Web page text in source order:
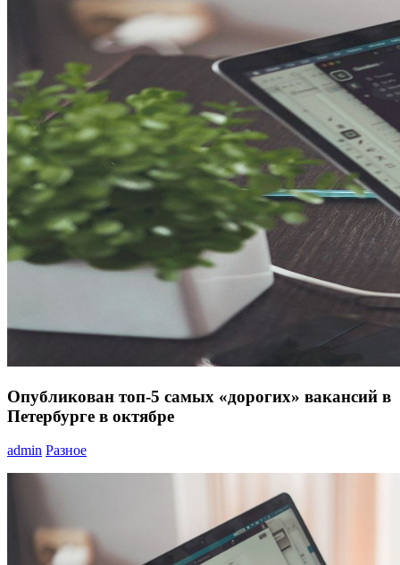
Опубликован топ-5 самых «дорогих» вакансий в
Петербурге в октябре
admin Разное